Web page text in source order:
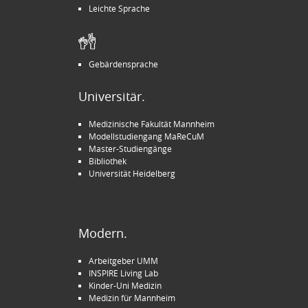
Leichte Sprache
Gebärdensprache
Universitär.
Medizinische Fakultät Mannheim
Modellstudiengang MaReCuM
Master-Studiengänge
Bibliothek
Universität Heidelberg
Modern.
Arbeitgeber UMM
INSPIRE Living Lab
Kinder-Uni Medizin
Medizin für Mannheim